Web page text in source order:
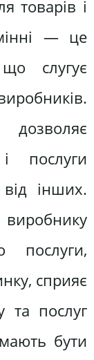
товарів і
— це
слугує
послуги
від інших.
послуги,
сприяє
та послуг
бути